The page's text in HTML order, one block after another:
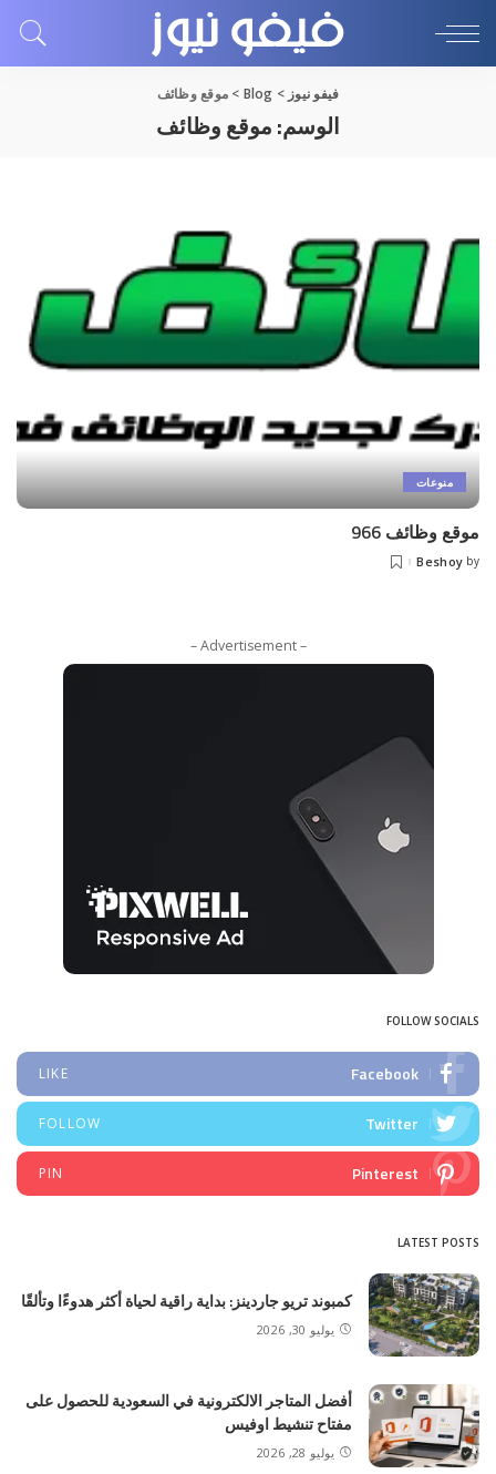
فيفو نيوز >
Blog
>موقع وظائف
الوسم:موقع وظائف
منوعات
موقع وظائف 966
by
Beshoy
– Advertisement –
FOLLOW SOCIALS
Facebook
LIKE
Twitter
FOLLOW
Pinterest
PIN
LATEST POSTS
كمبوند تريو جاردينز: بداية راقية لحياة أكثر هدوءًا وتألقًا
يوليو 30, 2026
أفضل المتاجر الالكترونية في السعودية للحصول على
مفتاح تنشيط اوفيس
يوليو 28, 2026